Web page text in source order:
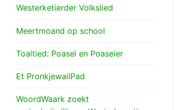
Westerketierder Volkslied
Meertmoand op school
Toaltied: Poasei en Poaseier
Et PronkjewailPad
WoordWaark zoekt